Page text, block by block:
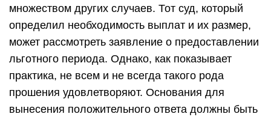
множеством других случаев. Тот суд, который
определил необходимость выплат и их размер,
может рассмотреть заявление о предоставлении
льготного периода. Однако, как показывает
практика, не всем и не всегда такого рода
прошения удовлетворяют. Основания для
вынесения положительного ответа должны быть